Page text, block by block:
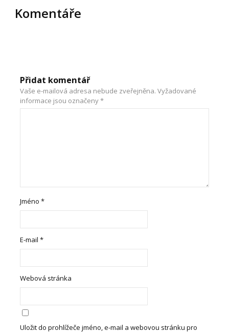
Komentáře
Přidat komentář
Vaše e-mailová adresa nebude zveřejněna. Vyžadované
informace jsou označeny*
Jméno*
E-mail*
Webová stránka
Uložit do prohlížeče jméno, e-mail a webovou stránku pro